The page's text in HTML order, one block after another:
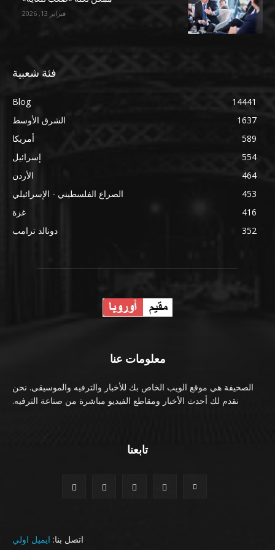
فبراير 13, 2026
فئة شعبية
Blog
14441
الشرق الأوسط
1637
أمريكا
589
إسرائيل
554
الأردن
464
الصراع الفلسطيني - الإسرائيلي
453
غزة
416
دونالد ترامب
352
معلومات عنا
الصحيفة هي موقع الويب الخاص بك للأخبار والترفيه والموسيقى. نحن
نقدم لك أحدث الأخبار ومقاطع الفيديو مباشرة من صناعة الترفيه.
تابعنا
اتصل بنا: ايميل اولي